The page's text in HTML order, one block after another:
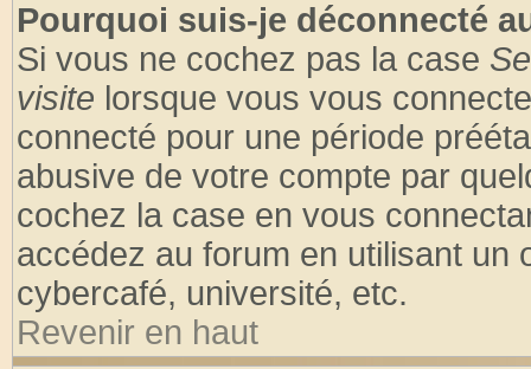
Pourquoi suis-je déconnecté
Si vous ne cochez pas la case
visite lorsque vous vous
connecté pour une période
abusive de votre compte par
cochez la case en vous
accédez au forum en utilisant un
cybercafé, université, etc.
Revenir en haut